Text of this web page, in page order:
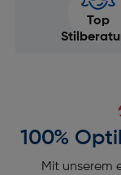
Top
100%
Mit unserem